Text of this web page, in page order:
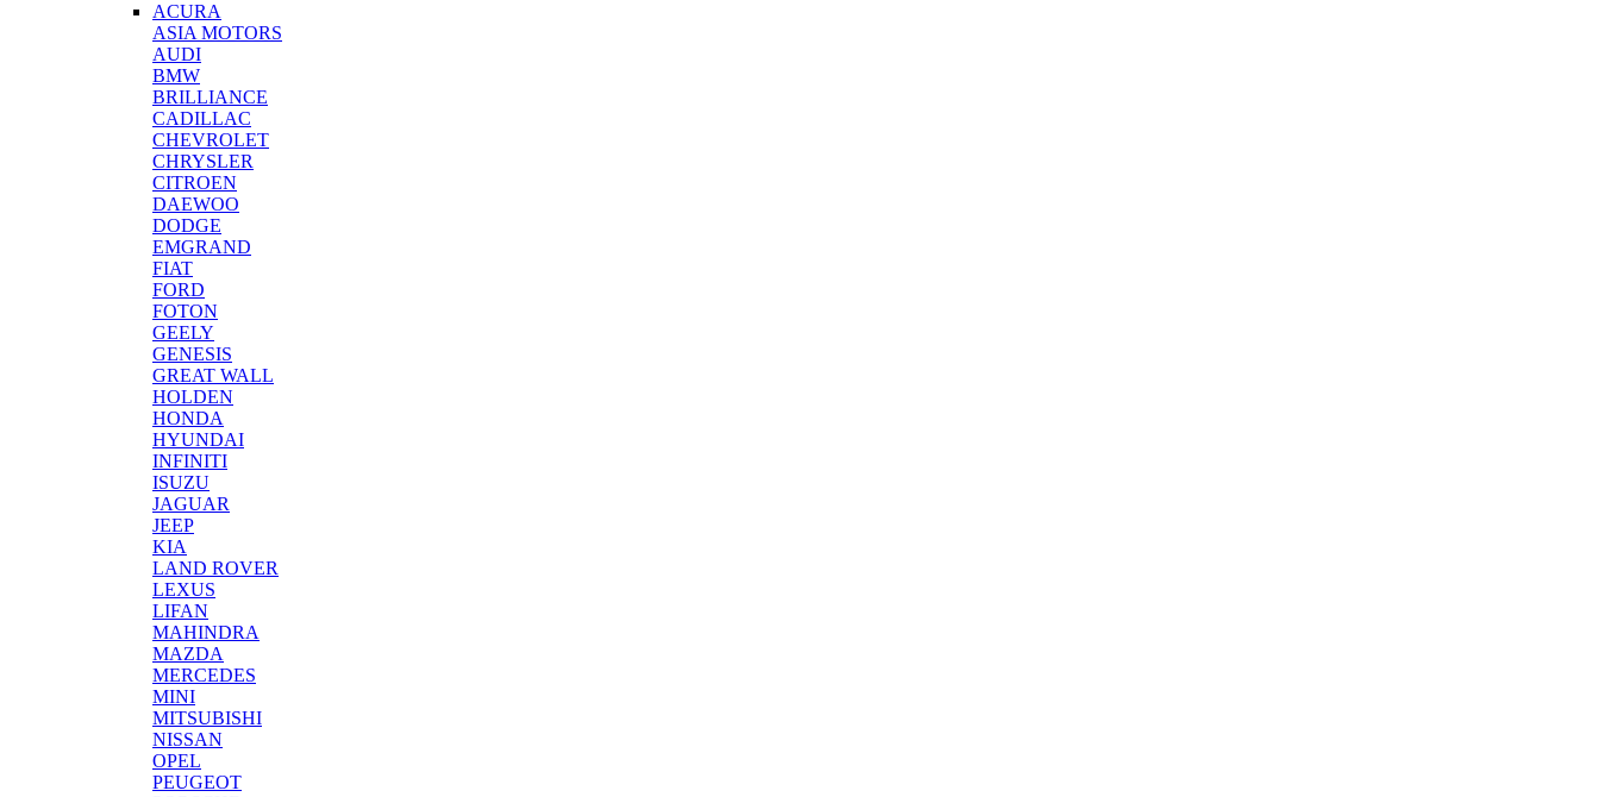
ACURA
ASIA MOTORS
AUDI
BMW
BRILLIANCE
CADILLAC
CHEVROLET
CHRYSLER
CITROEN
DAEWOO
DODGE
EMGRAND
FIAT
FORD
FOTON
GEELY
GENESIS
GREAT WALL
HOLDEN
HONDA
HYUNDAI
INFINITI
ISUZU
JAGUAR
JEEP
KIA
LAND ROVER
LEXUS
LIFAN
MAHINDRA
MAZDA
MERCEDES
MINI
MITSUBISHI
NISSAN
OPEL
PEUGEOT